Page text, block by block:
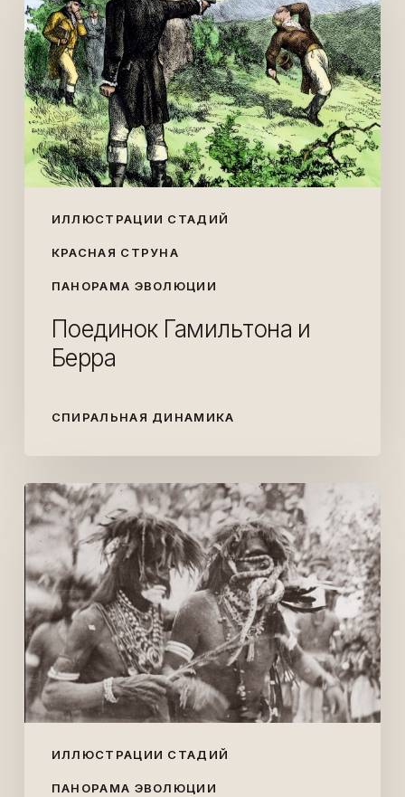
ИЛЛЮСТРАЦИИ СТАДИЙ
КРАСНАЯ СТРУНА
ПАНОРАМА ЭВОЛЮЦИИ
и
Берра
Поединок Гамильтона и
Берра
СПИРАЛЬНАЯ ДИНАМИКА
ИЛЛЮСТРАЦИИ СТАДИЙ
ПАНОРАМА ЭВОЛЮЦИИ
Танец
змеи